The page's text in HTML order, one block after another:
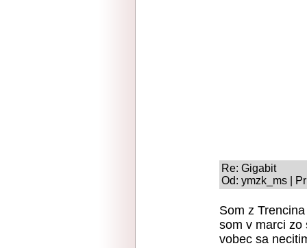
Re: Gigabit
Od: ymzk_ms |
Som z
som v marci zo
vobec sa